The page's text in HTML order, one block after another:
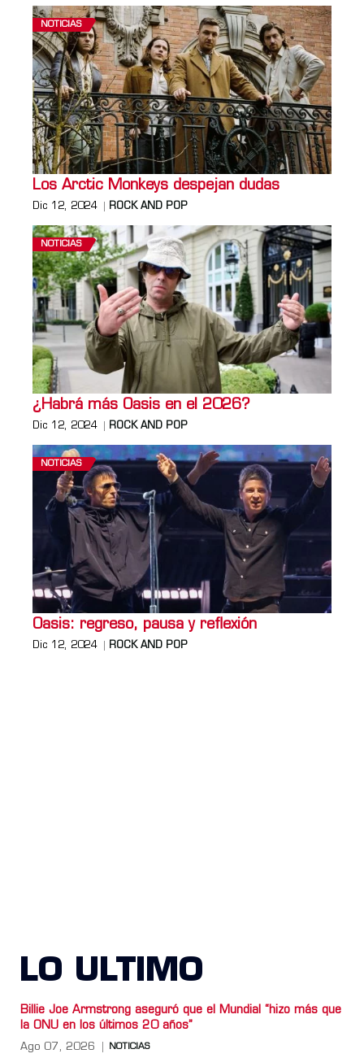
NOTICIAS
Los Arctic Monkeys despejan dudas
Dic 12, 2024 ROCK AND POP
NOTICIAS
¿Habrá más Oasis en el 2026?
Dic 12, 2024 ROCK AND POP
NOTICIAS
Oasis: regreso, pausa y reflexión
Dic 12, 2024 ROCK AND POP
LO ULTIMO
Billie Joe Armstrong aseguró que el Mundial “hizo más que
la ONU en los últimos 20 años”
Ago 07, 2026 NOTICIAS